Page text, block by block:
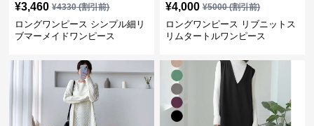
¥3,460 ¥4330(割引前)
ロングワンピース シンプル細リ
ブマーメイドワンピース
¥4,000 ¥5000(割引前)
ロングワンピース リブニットス
リムタートルワンピース